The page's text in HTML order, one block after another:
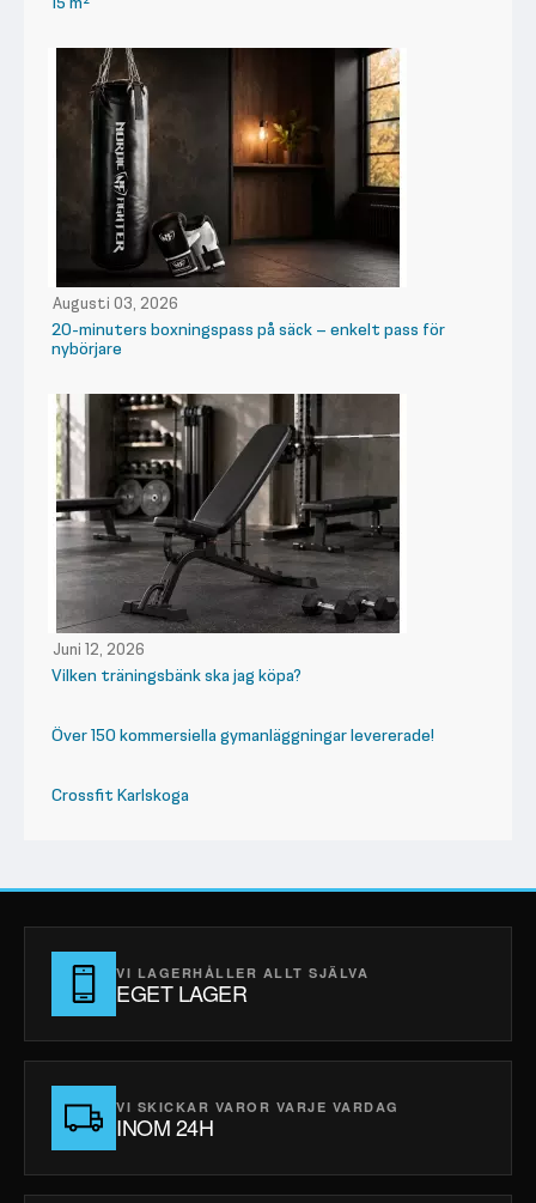
Augusti 03, 2026
20-minuters boxningspass på säck – enkelt pass för
nybörjare
Juni 12, 2026
Vilken träningsbänk ska jag köpa?
Över 150 kommersiella gymanläggningar levererade!
Crossfit Karlskoga
VI LAGERHÅLLER ALLT SJÄLVA
EGET LAGER
VI SKICKAR VAROR VARJE VARDAG
INOM 24H